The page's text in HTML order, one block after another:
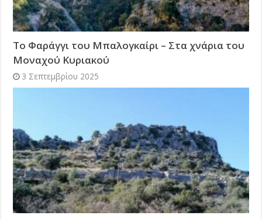
Το Φαράγγι του Μπαλογκαίρι – Στα χνάρια του
Μοναχού Κυριακού
3 Σεπτεμβρίου 2025